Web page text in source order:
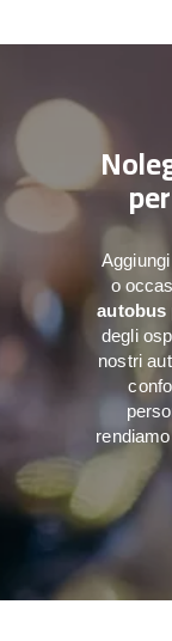
o
autobus
degli
nostri